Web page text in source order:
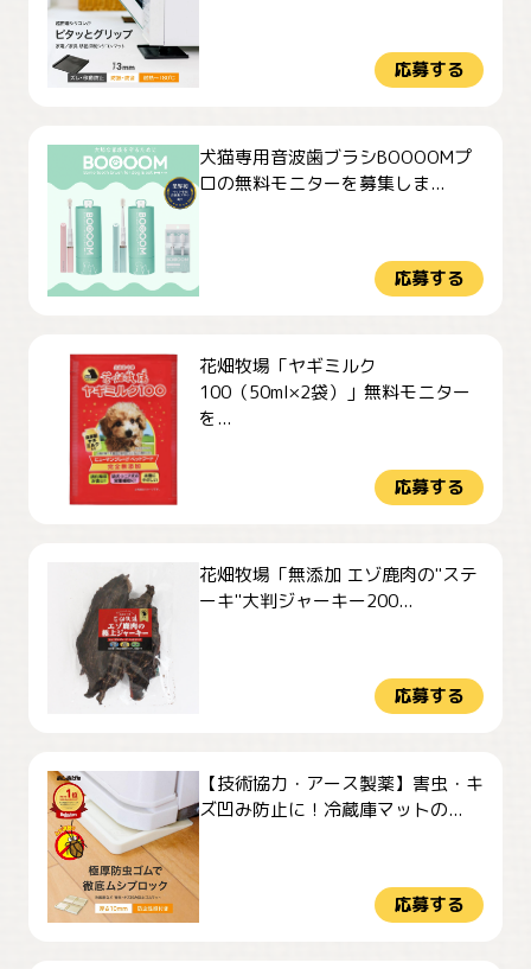
応募する
犬猫専用音波歯ブラシBOOOOMプ
ロの無料モニターを募集しま...
応募する
花畑牧場「ヤギミルク
100（50ml×2袋）」無料モニター
を...
応募する
花畑牧場「無添加 エゾ鹿肉の"ステ
ーキ"大判ジャーキー200...
応募する
【技術協力・アース製薬】害虫・キ
ズ凹み防止に！冷蔵庫マットの...
応募する